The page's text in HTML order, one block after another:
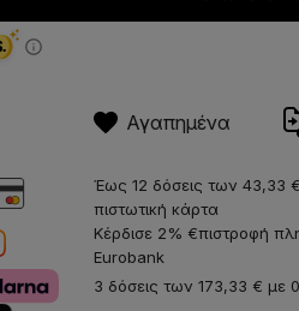
Αγαπημένα
Έως 12 δόσεις των 43,33 €
πιστωτική κάρτα
Κέρδισε 2% €πιστροφή
Eurobank
3 δόσεις των 173,33 € με